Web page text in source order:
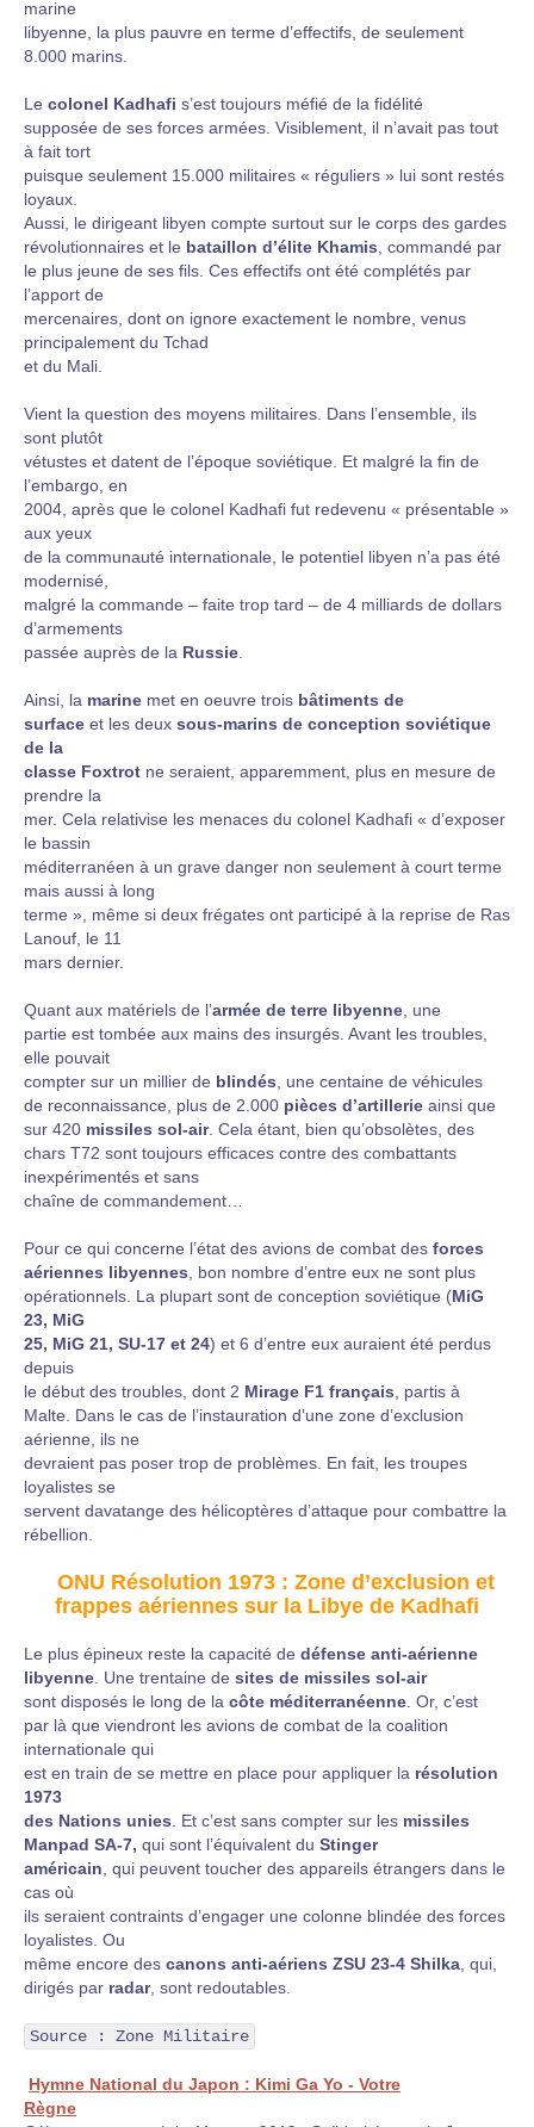
marine
libyenne, la plus pauvre en terme d’effectifs, de seulement
8.000 marins.
Le colonel Kadhafi s’est toujours méfié de la fidélité
supposée de ses forces armées. Visiblement, il n’avait pas tout
à fait tort
puisque seulement 15.000 militaires « réguliers » lui sont restés
loyaux.
Aussi, le dirigeant libyen compte surtout sur le corps des gardes
révolutionnaires et le bataillon d’élite Khamis , commandé par
le plus jeune de ses fils. Ces effectifs ont été complétés par
l’apport de
mercenaires, dont on ignore exactement le nombre, venus
principalement du Tchad
et du Mali.
Vient la question des moyens militaires. Dans l’ensemble, ils
sont plutôt
vétustes et datent de l’époque soviétique. Et malgré la fin de
l’embargo, en
2004, après que le colonel Kadhafi fut redevenu « présentable »
aux yeux
de la communauté internationale, le potentiel libyen n’a pas été
modernisé,
malgré la commande – faite trop tard – de 4 milliards de dollars
d’armements
passée auprès de la Russie
Ainsi, la marine met en oeuvre trois bâtiments de
surface et les deux sous-marins de conception soviétique
de la
classe Foxtrot ne seraient, apparemment, plus en mesure de
prendre la
mer. Cela relativise les menaces du colonel Kadhafi « d’exposer
le bassin
méditerranéen à un grave danger non seulement à court terme
mais aussi à long
terme », même si deux frégates ont participé à la reprise de Ras
Lanouf, le 11
mars dernier.
Quant aux matériels de l’armée de terre libyenne , une
partie est tombée aux mains des insurgés. Avant les troubles,
elle pouvait
compter sur un millier de blindés , une centaine de véhicules
de reconnaissance, plus de 2.000 pièces d’artillerie ainsi que
sur 420 missiles sol-air. Cela étant, bien qu’obsolètes, des
chars T72 sont toujours efficaces contre des combattants
inexpérimentés et sans
chaîne de commandement…
Pour ce qui concerne l’état des avions de combat des forces
aériennes libyennes , bon nombre d’entre eux ne sont plus
opérationnels. La plupart sont de conception soviétique (MiG
23, MiG
25, MiG 21, SU-17 et 24) et 6 d’entre eux auraient été perdus
depuis
le début des troubles, dont 2 Mirage F1 français , partis à
Malte. Dans le cas de l’instauration d’une zone d’exclusion
aérienne, ils ne
devraient pas poser trop de problèmes. En fait, les troupes
loyalistes se
servent davatange des hélicoptères d’attaque pour combattre la
rébellion.
ONU Résolution 1973 : Zone d’exclusion et
frappes aériennes sur la Libye de Kadhafi
Le plus épineux reste la capacité de défense anti-aérienne
libyenne . Une trentaine de sites de missiles sol-air
sont disposés le long de la côte méditerranéenne . Or, c’est
par là que viendront les avions de combat de la coalition
internationale qui
est en train de se mettre en place pour appliquer la résolution
1973
des Nations unies . Et c’est sans compter sur les missiles
Manpad SA-7, qui sont l’équivalent du Stinger
américain , qui peuvent toucher des appareils étrangers dans le
cas où
ils seraient contraints d’engager une colonne blindée des forces
loyalistes. Ou
même encore des canons anti-aériens ZSU 23-4 Shilka , qui,
dirigés par radar, sont redoutables.
Source : Zone Militaire
Hymne National du Japon : Kimi Ga Yo - Votre
Règne